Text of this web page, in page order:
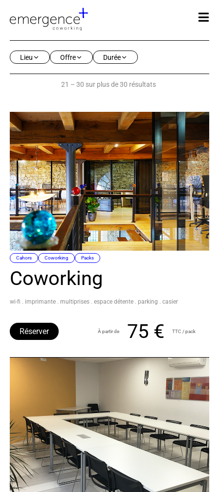
Lieu Offre Durée
21 – 30 sur plus de 30 résultats
Cahors Coworking Packs
Coworking
wi-fi . imprimante . multiprises . espace détente . parking . casier
À partir de 75 € TTC / pack
Réserver